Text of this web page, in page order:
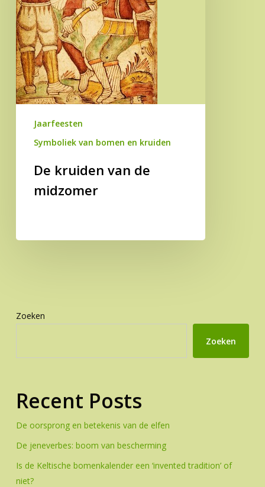
Jaarfeesten
Symboliek van bomen en kruiden
De kruiden van de
midzomer
Zoeken
Zoeken
Recent Posts
De oorsprong en betekenis van de elfen
De jeneverbes: boom van bescherming
Is de Keltische bomenkalender een ‘invented tradition’ of
niet?